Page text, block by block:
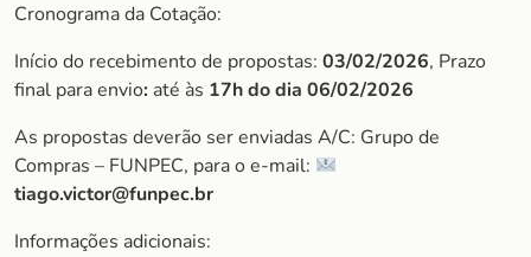
Cronograma da Cotação:
Início do recebimento de propostas: 03/02/2026, Prazo
final para envio: até às 17h do dia 06/02/2026
As propostas deverão ser enviadas A/C: Grupo de
Compras – FUNPEC, para o e-mail:
tiago.victor@funpec.br
Informações adicionais: